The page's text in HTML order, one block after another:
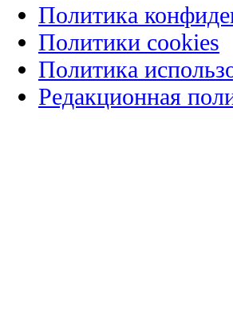
Политика
Политики cookies
Политика
Редакционная